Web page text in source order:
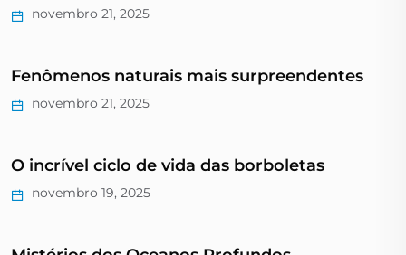
novembro 21, 2025
Fenômenos naturais mais surpreendentes
novembro 21, 2025
O incrível ciclo de vida das borboletas
novembro 19, 2025